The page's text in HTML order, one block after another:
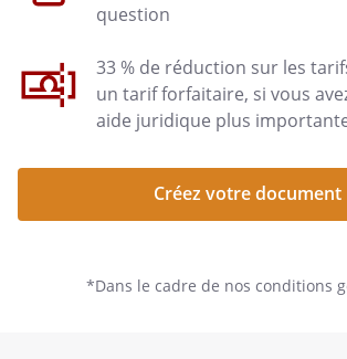
question
33 % de réduction sur les
un tarif forfaitaire, si vous
aide juridique plus
Créez votre document
*Dans le cadre de nos conditions